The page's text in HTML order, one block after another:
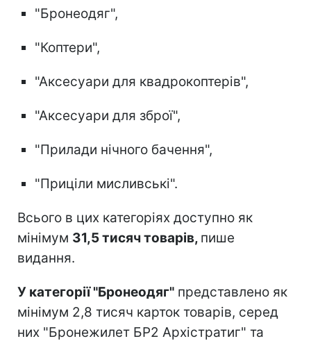
"Бронеодяг",
"Коптери",
"Аксесуари для квадрокоптерів",
"Аксесуари для зброї",
"Прилади нічного бачення",
"Приціли мисливські".
Всього в цих категоріях доступно як
мінімум 31,5 тисяч товарів, пише
видання.
У категорії "Бронеодяг" представлено як
мінімум 2,8 тисяч карток товарів, серед
них "Бронежилет БР2 Архістратиг" та